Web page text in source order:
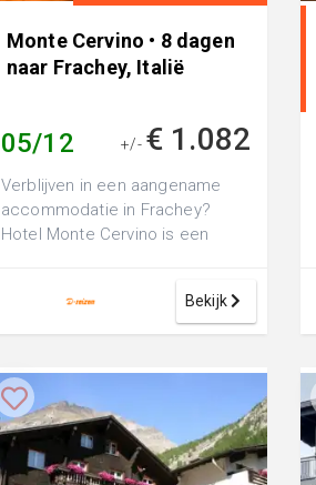
Monte Cervino • 8 dagen
naar Frachey, Italië
05/12 +/- € 1.082
Verblijven in een aangename
accommodatie in Frachey?
Hotel Monte Cervino is een
Bekijk